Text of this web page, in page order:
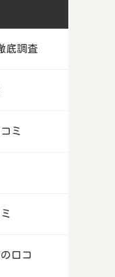
底調査
ミ
口コ